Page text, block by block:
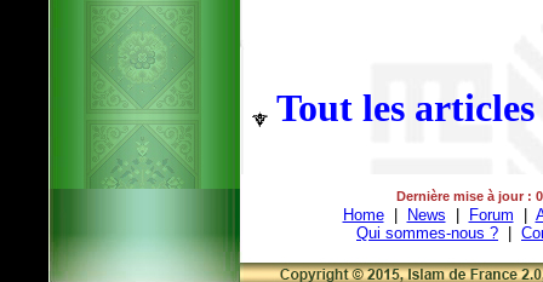
Tout les articles
Dernière mise à jour :
Home| News Forum
Qui sommes-nous ?